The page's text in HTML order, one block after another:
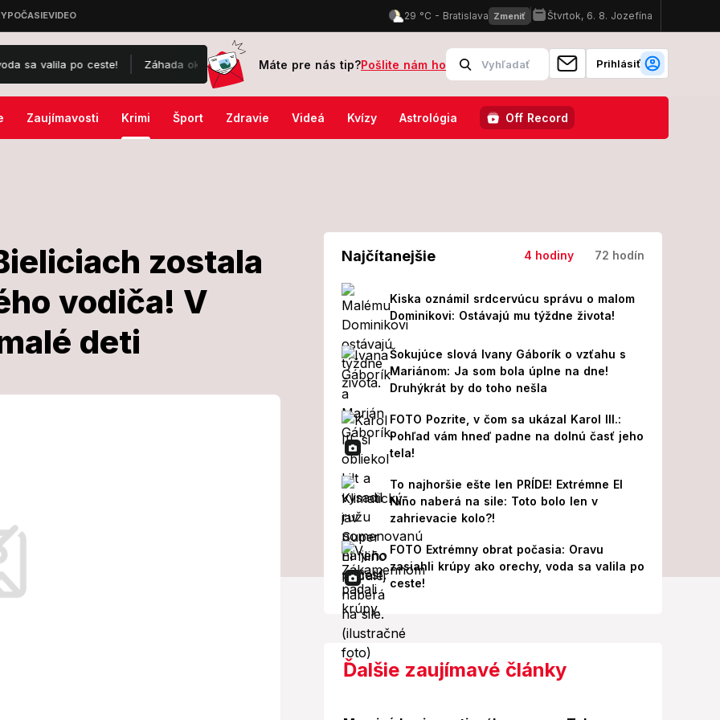
po ceste! Záhada okolo drámy na kúpalisku v Diakovciach: V nemocnici skončilo 8 ľudí! FOTO Pozrite, v čom sa ukázal Karol
Máte pre nás tip?Pošlite nám ho Prihlásiť
Zaujímavosti Krimi Šport Zdravie Videá Kvízy Astrológia Off Record
zostala
vodiča! V
deti
Bieliciach
Najčítanejšie 4 hodiny 72 hodín
Kiska oznámil srdcervúcu správu o malom
Dominikovi: Ostávajú mu týždne života!
Šokujúce slová Ivany Gáborík o vzťahu s
Mariánom: Ja som bola úplne na dne!
Druhýkrát by do toho nešla
FOTO Pozrite, v čom sa ukázal Karol III.:
Pohľad vám hneď padne na dolnú časť jeho
tela!
To najhoršie ešte len PRÍDE! Extrémne El
Niño naberá na sile: Toto bolo len v
zahrievacie kolo?!
FOTO Extrémny obrat počasia: Oravu
zasiahli krúpy ako orechy, voda sa valila po
ceste!
Ďalšie zaujímavé články